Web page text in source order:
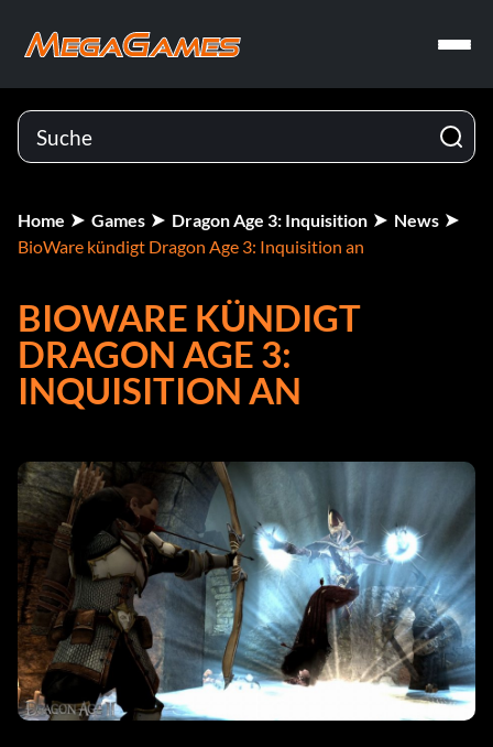
Home Games Dragon Age 3: Inquisition
News
BioWare kündigt Dragon Age 3: Inquisition an
BIOWARE KÜNDIGT
DRAGON AGE 3:
INQUISITION AN